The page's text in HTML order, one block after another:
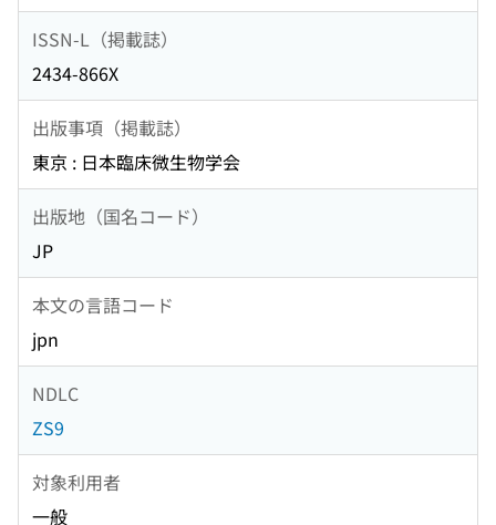
ISSN-L（掲載誌）
2434-866X
出版事項（掲載誌）
東京 : 日本臨床微生物学会
出版地（国名コード）
JP
本文の言語コード
jpn
NDLC
ZS9
対象利用者
一般